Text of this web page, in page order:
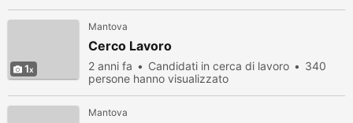
1
Mantova
Cerco Lavoro
2 anni fa Candidati in cerca di lavoro
340
persone hanno visualizzato
Mantova